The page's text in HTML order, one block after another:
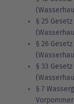
§ 25
§ 26
§ 33
§ 7